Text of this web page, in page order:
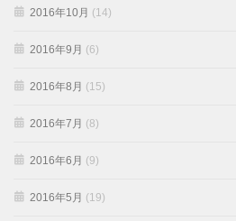
2016年10月 (14)
2016年9月 (6)
2016年8月 (15)
2016年7月 (8)
2016年6月 (9)
2016年5月 (19)